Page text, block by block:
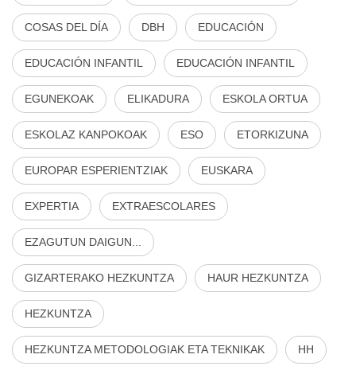
COSAS DEL DÍA DBH EDUCACIÓN
EDUCACIÓN INFANTIL EDUCACIÓN INFANTIL
EGUNEKOAK ELIKADURA ESKOLA ORTUA
ESKOLAZ KANPOKOAK ESO ETORKIZUNA
EUROPAR ESPERIENTZIAK EUSKARA
EXPERTIA EXTRAESCOLARES
EZAGUTUN DAIGUN...
GIZARTERAKO HEZKUNTZA HAUR HEZKUNTZA
HEZKUNTZA
HEZKUNTZA METODOLOGIAK ETA TEKNIKAK HH